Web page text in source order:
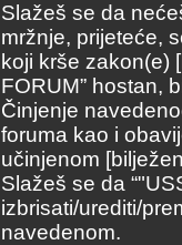
Slažeš se da
mržnje, prijeteće,
koji krše zakon(e)
FORUM” hostan,
Činjenje
foruma kao i
učinjenom
Slažeš se da
izbrisati/urediti/
navedenom.